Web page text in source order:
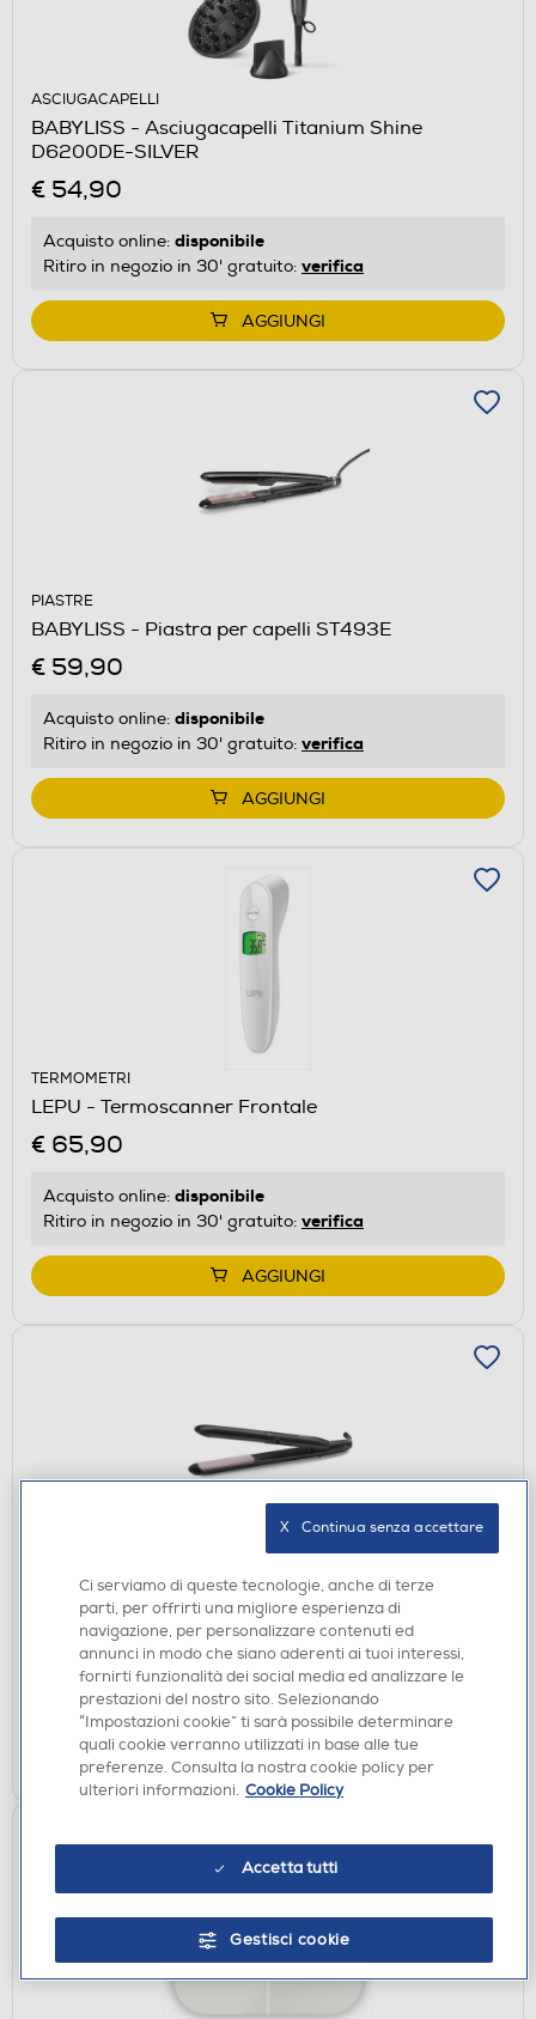
ASCIUGACAPELLI
BABYLISS - Asciugacapelli Titanium Shine
D6200DE-SILVER
€ 54,90
Acquisto online: disponibile
Ritiro in negozio in 30' gratuito: verifica
AGGIUNGI
PIASTRE
BABYLISS - Piastra per capelli ST493E
€ 59,90
Acquisto online: disponibile
Ritiro in negozio in 30' gratuito: verifica
AGGIUNGI
TERMOMETRI
LEPU - Termoscanner Frontale
€ 65,90
Acquisto online: disponibile
Ritiro in negozio in 30' gratuito: verifica
AGGIUNGI
BABYLISS - Piastra per capelli ST241E-NERO
€ 29,90
Acquisto online:disponibile
Ritiro in negozio in 30' gratuito:verifica
AGGIUNGI
Ci serviamo di queste tecnologie, anche di terze
parti, per offrirti una migliore esperienza di
navigazione, per personalizzare contenuti ed
annunci in modo che siano aderenti ai tuoi interessi,
fornirti funzionalità dei social media ed analizzare le
prestazioni del nostro sito. Selezionando
“Impostazioni cookie” ti sarà possibile determinare
quali cookie verranno utilizzati in base alle tue
preferenze. Consulta la nostra cookie policy per
ulteriori informazioni. Cookie Policy
Accetta tutti
Gestisci cookie
X   Continua senza accettare